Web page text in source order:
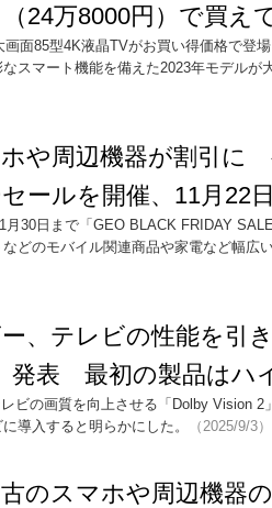
24万8000円）で買え
面85型4K液晶TVがお買い得価格で登
スマート機能を備えた2023年モデルが
や周辺機器が割引に
ールを開催、11月22
月30日まで「GEO BLACK FRIDAY
どのモバイル関連商品や家電など幅広
、テレビの性能を引
発表 最初の製品はハ
ビの画質を向上させる「Dolby Vision
導入すると明らかにした。
（2025/9/3）
のスマホや周辺機器